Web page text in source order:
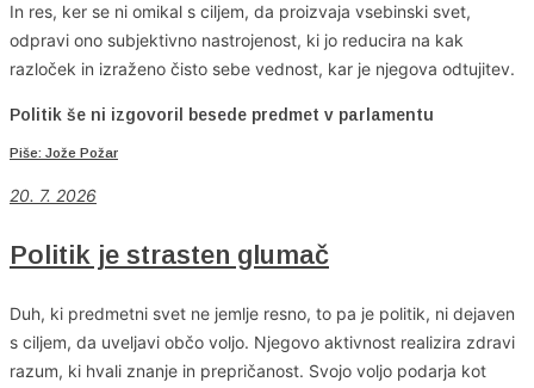
In res, ker se ni omikal s ciljem, da proizvaja vsebinski svet,
odpravi ono subjektivno nastrojenost, ki jo reducira na kak
razloček in izraženo čisto sebe vednost, kar je njegova odtujitev.
Politik še ni izgovoril besede predmet v parlamentu
Piše: Jože Požar
20. 7. 2026
Politik je strasten glumač
Duh, ki predmetni svet ne jemlje resno, to pa je politik, ni dejaven
s ciljem, da uveljavi občo voljo. Njegovo aktivnost realizira zdravi
razum, ki hvali znanje in prepričanost. Svojo voljo podarja kot